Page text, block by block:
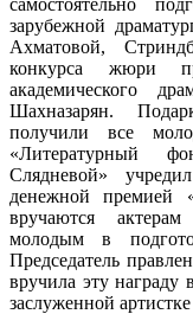
зарубежной
Ахматовой,
конкурса жюри
академического
Шахназарян.
получили все
«Литературный
Слядневой»
денежной премией
вручаются
молодым в
Председатель
вручила эту награду
заслуженной